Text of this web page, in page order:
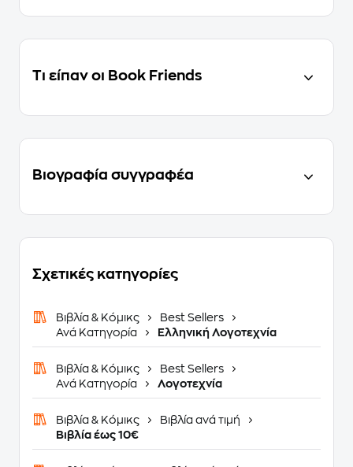
Τι είπαν οι Book Friends
Βιογραφία συγγραφέα
Σχετικές κατηγορίες
Βιβλία & Κόμικς
Best Sellers
Ανά Κατηγορία
Ελληνική Λογοτεχνία
Βιβλία & Κόμικς
Best Sellers
Ανά Κατηγορία
Λογοτεχνία
Βιβλία & Κόμικς
Βιβλία ανά τιμή
Βιβλία έως 10€